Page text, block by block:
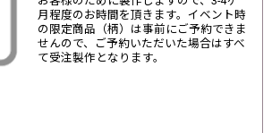
月程度のお時間を頂きます。イベント時
の限定商品（柄）は事前にご予約できま
せんので、ご予約いただいた場合はすべ
て受注製作となります。